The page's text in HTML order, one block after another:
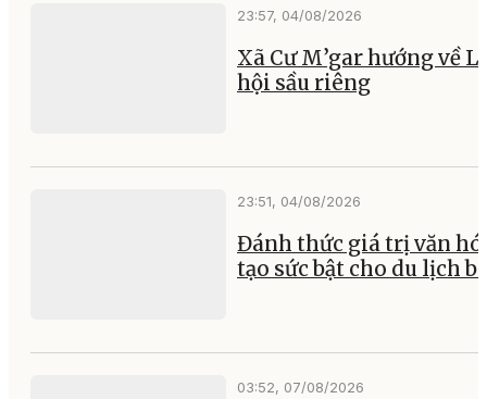
23:57, 04/08/2026
Xã Cư M’gar hướng về
hội sầu riêng
23:51, 04/08/2026
Đánh thức giá trị văn
tạo sức bật cho du lịch
03:52, 07/08/2026